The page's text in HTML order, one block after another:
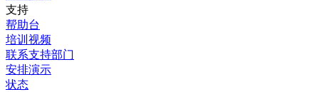
支持
帮助台
培训视频
联系支持部门
安排演示
状态